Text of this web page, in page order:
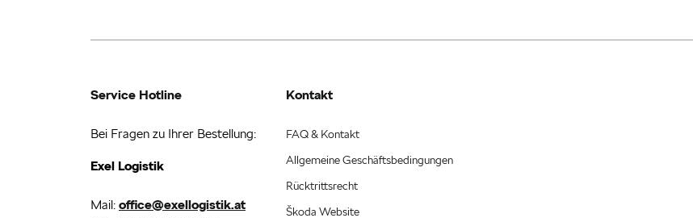
Service Hotline
Bei Fragen zu Ihrer Bestellung:
Exel Logistik
Mail: office@exellogistik.at
Kontakt
FAQ & Kontakt
Allgemeine Geschäftsbedingungen
Rücktrittsrecht
Škoda Website